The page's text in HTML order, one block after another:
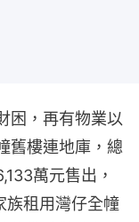
困，再有物業以
舊樓連地庫，總
萬元售出，
族租用灣仔全幢